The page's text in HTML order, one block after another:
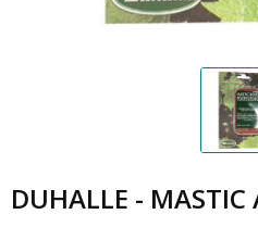
DUHALLE - MASTIC